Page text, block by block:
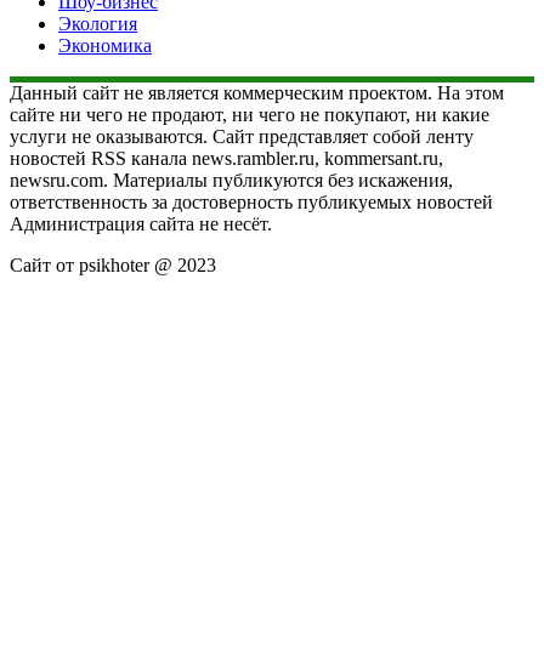
Экология
Экономика
Данный сайт не является коммерческим проектом. На этом
сайте ни чего не продают, ни чего не покупают, ни какие
услуги не оказываются. Сайт представляет собой ленту
новостей RSS канала news.rambler.ru, kommersant.ru,
newsru.com. Материалы публикуются без искажения,
ответственность за достоверность публикуемых новостей
Администрация сайта не несёт.
Сайт от psikhoter @ 2023